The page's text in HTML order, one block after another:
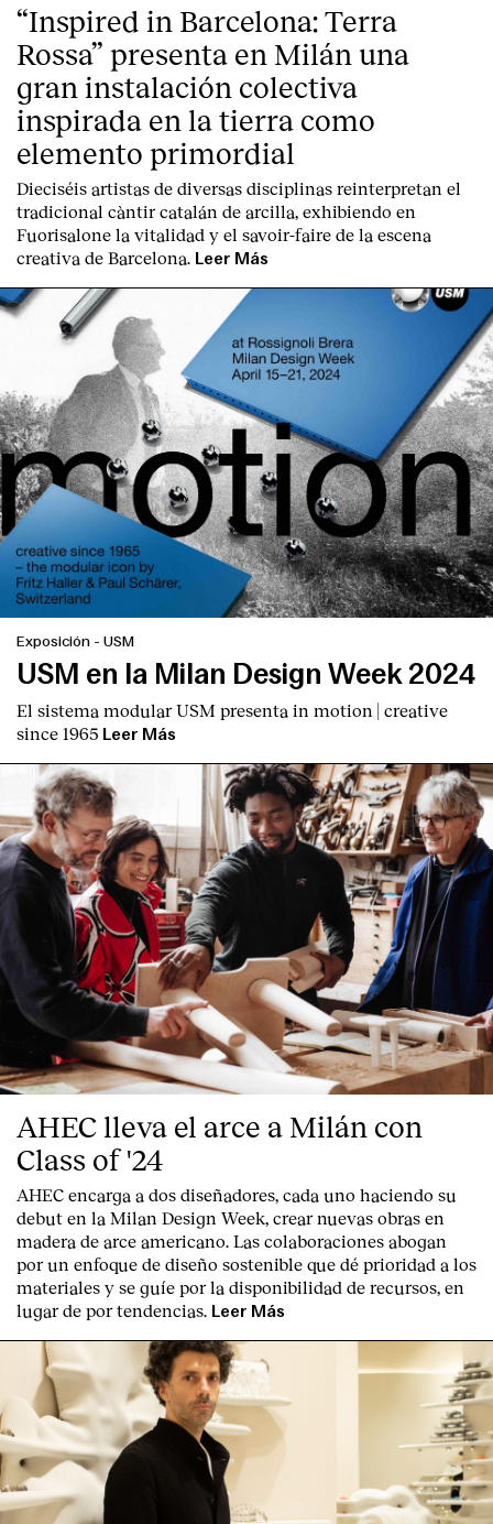
“Inspired in Barcelona: Terra
Rossa” presenta en Milán una
gran instalación colectiva
inspirada en la tierra como
elemento primordial
Dieciséis artistas de diversas disciplinas reinterpretan el
tradicional càntir catalán de arcilla, exhibiendo en
Fuorisalone la vitalidad y el savoir-faire de la escena
creativa de Barcelona. Leer Más
Exposición - USM
USM en la Milan Design Week 2024
El sistema modular USM presenta in motion | creative
since 1965 Leer Más
AHEC lleva el arce a Milán con
Class of '24
AHEC encarga a dos diseñadores, cada uno haciendo su
debut en la Milan Design Week, crear nuevas obras en
madera de arce americano. Las colaboraciones abogan
por un enfoque de diseño sostenible que dé prioridad a los
materiales y se guíe por la disponibilidad de recursos, en
lugar de por tendencias.
Leer Más